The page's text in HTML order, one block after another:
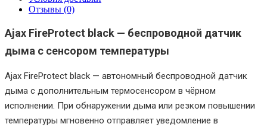
Отзывы (0)
Ajax FireProtect black — беспроводной датчик
дыма с сенсором температуры
Ajax FireProtect black — автономный беспроводной датчик
дыма с дополнительным термосенсором в чёрном
исполнении. При обнаружении дыма или резком повышении
температуры мгновенно отправляет уведомление в